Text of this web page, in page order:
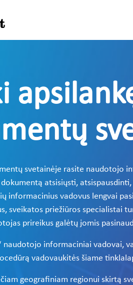
svetainėje rasite naudotojo
atsisiųsti,
informacinius vadovus lengvai
sveikatos priežiūros specialistai
prireikus galėtų jomis
naudotojo informaciniai vadovai,
vadovaukitės šiame
geografiniam regionui skirtą